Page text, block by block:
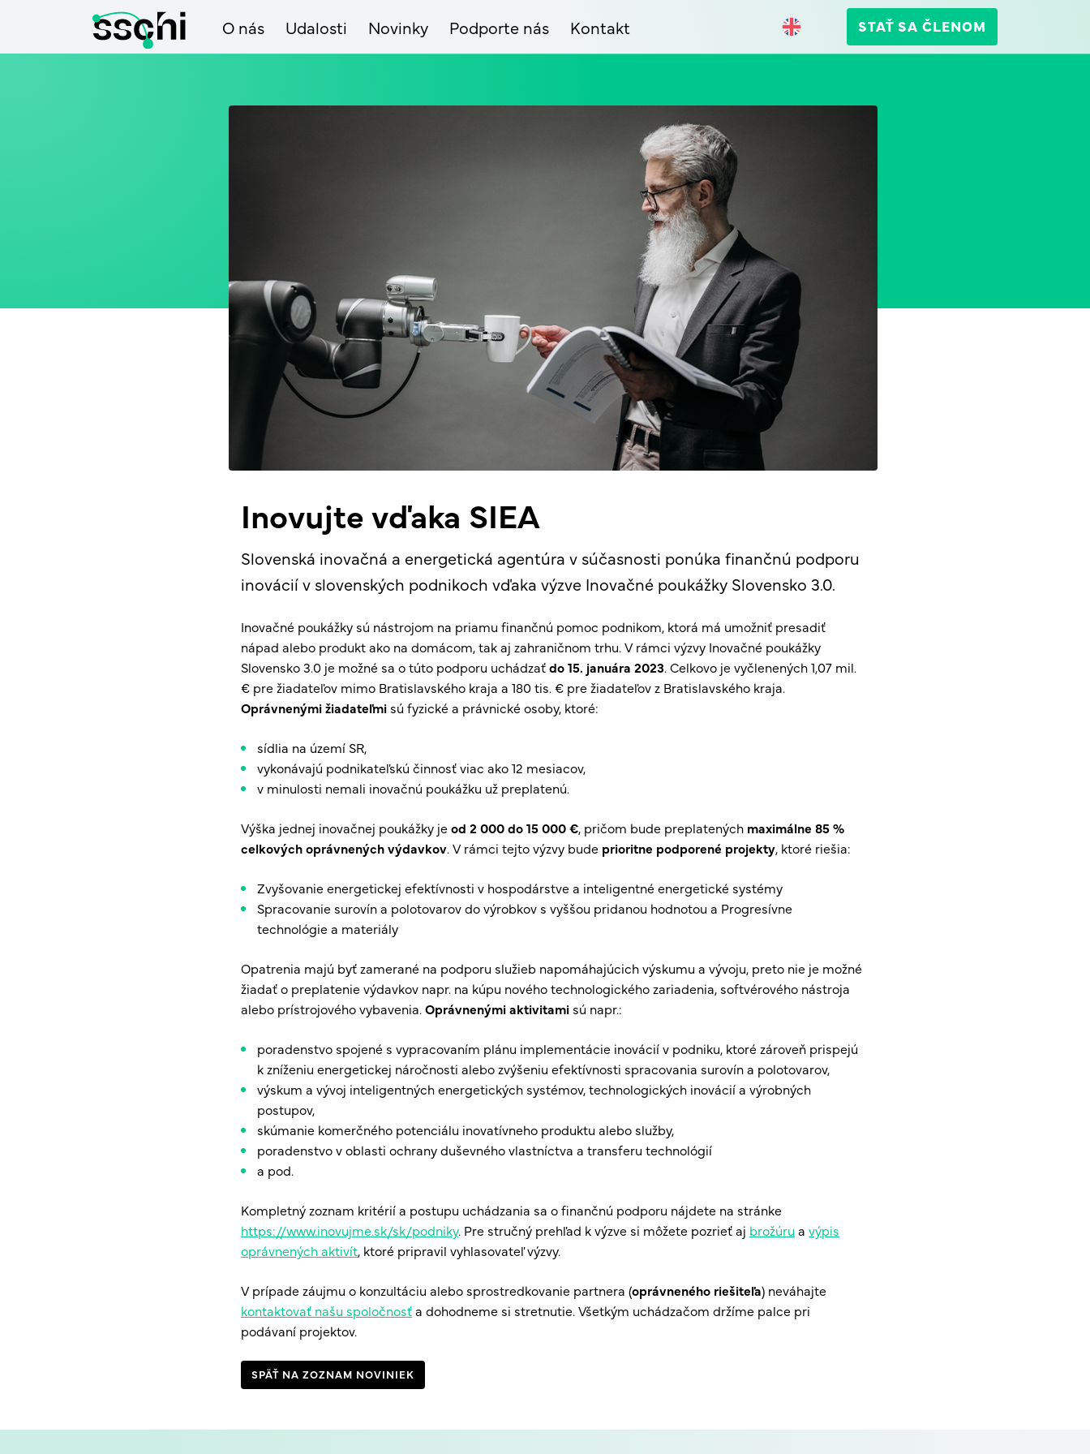
O nás Udalosti Novinky Podporte nás Kontakt STAŤ SA ČLENOM
Inovujte vďaka SIEA
Slovenská inovačná a energetická agentúra v súčasnosti ponúka finančnú podporu
inovácií v slovenských podnikoch vďaka výzve Inovačné poukážky Slovensko 3.0.
Inovačné poukážky sú nástrojom na priamu finančnú pomoc podnikom, ktorá má umožniť presadiť
nápad alebo produkt ako na domácom, tak aj zahraničnom trhu. V rámci výzvy Inovačné poukážky
Slovensko 3.0 je možné sa o túto podporu uchádzaťdo 15. januára 2023. Celkovo je vyčlenených 1,07 mil.
€ pre žiadateľov mimo Bratislavského kraja a 180 tis. € pre žiadateľov z Bratislavského kraja.
Oprávnenými žiadateľmisú fyzické a právnické osoby, ktoré:
sídlia na území SR,
vykonávajú podnikateľskú činnosť viac ako 12 mesiacov,
v minulosti nemali inovačnú poukážku už preplatenú.
Výška jednej inovačnej poukážky jeod 2 000 do 15 000 €, pričom bude preplatených maximálne 85 %
celkových oprávnených výdavkov. V rámci tejto výzvy bude prioritne podporené projekty, ktoré riešia:
Zvyšovanie energetickej efektívnosti v hospodárstve a inteligentné energetické systémy
Spracovanie surovín a polotovarov do výrobkov s vyššou pridanou hodnotou a Progresívne
technológie a materiály
Opatrenia majú byť zamerané na podporu služieb napomáhajúcich výskumu a vývoju, preto nie je možné
žiadať o preplatenie výdavkov napr. na kúpu nového technologického zariadenia, softvérového nástroja
alebo prístrojového vybavenia.Oprávnenými aktivitamisú napr.:
poradenstvo spojené s vypracovaním plánu implementácie inovácií v podniku, ktoré zároveň prispejú
k zníženiu energetickej náročnosti alebo zvýšeniu efektívnosti spracovania surovín a polotovarov,
výskum a vývoj inteligentných energetických systémov, technologických inovácií a výrobných
postupov,
skúmanie komerčného potenciálu inovatívneho produktu alebo služby,
poradenstvo v oblasti ochrany duševného vlastníctva a transferu technológií
a pod.
Kompletný zoznam kritérií a postupu uchádzania sa o finančnú podporu nájdete na stránke
https://www.inovujme.sk/sk/podniky. Pre stručný prehľad k výzve si môžete pozrieť aj brožúru a výpis
oprávnených aktivít, ktoré pripravil vyhlasovateľ výzvy.
V prípade záujmu o konzultáciu alebo sprostredkovanie partnera (oprávneného riešiteľa) neváhajte
kontaktovať našu spoločnosťa dohodneme si stretnutie. Všetkým uchádzačom držíme palce pri
podávaní projektov.
SPÄŤ NA ZOZNAM NOVINIEK